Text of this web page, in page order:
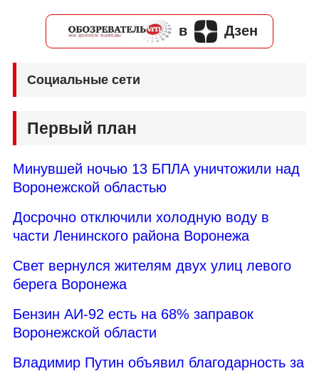
в Дзен
Социальные сети
Первый план
Минувшей ночью 13 БПЛА уничтожили над
Воронежской областью
Досрочно отключили холодную воду в
части Ленинского района Воронежа
Свет вернулся жителям двух улиц левого
берега Воронежа
Бензин АИ-92 есть на 68% заправок
Воронежской области
Владимир Путин объявил благодарность за